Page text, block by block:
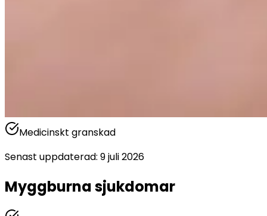
Medicinskt granskad
Senast uppdaterad: 9 juli 2026
Myggburna sjukdomar